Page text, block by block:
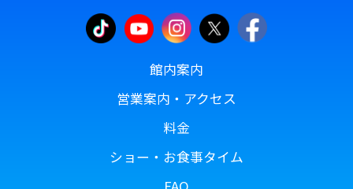
館内案内
営業案内・アクセス
料金
ショー・お食事タイム